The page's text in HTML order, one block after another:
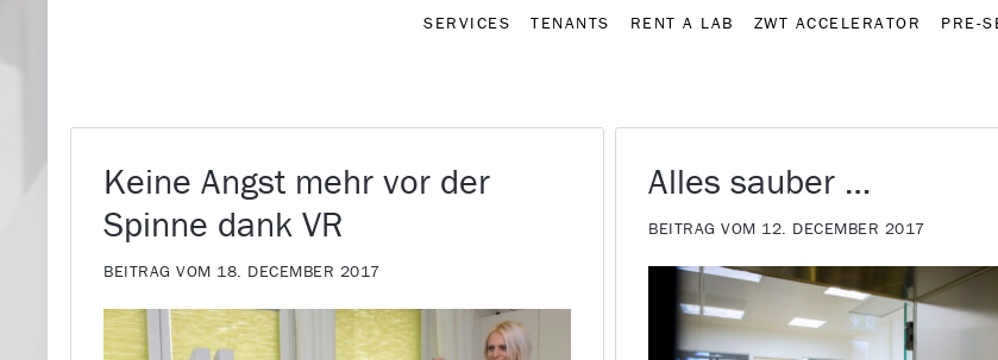
SERVICES TENANTS RENT A LAB ZWT ACCELERATOR PRE-
Keine Angst mehr vor der
Spinne dank VR
BEITRAG VOM 18. DECEMBER 2017
Alles sauber …
BEITRAG VOM 12. DECEMBER 2017